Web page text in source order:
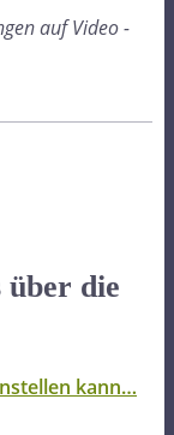
auf Video -
über die
kann…